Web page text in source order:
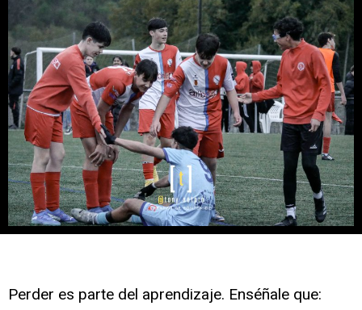
Perder es parte del aprendizaje. Enséñale que: